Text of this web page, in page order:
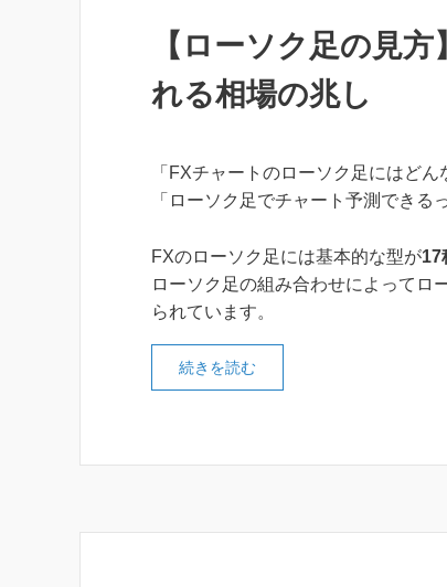
【ローソク足の見
れる相場の兆し
「FXチャートのローソク足にはどん
「ローソク足でチャート予測できる
FXのローソク足には基本的な型が17
ローソク足の組み合わせによってロ
られています。
続きを読む